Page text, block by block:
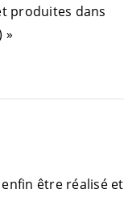
produites dans
»
être réalisé et